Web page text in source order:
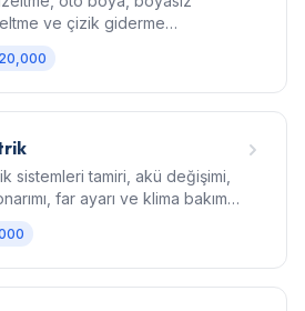
ve çizik giderme
sistemleri tamiri, akü değişimi,
far ayarı ve klima bakım